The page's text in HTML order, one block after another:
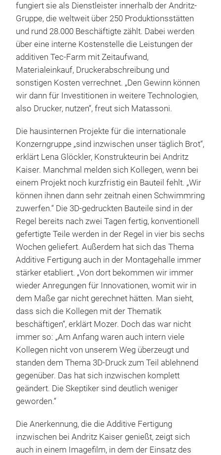
fungiert sie als Dienstleister innerhalb der Andritz-
Gruppe, die weltweit über 250 Produktionsstätten
und rund 28.000 Beschäftigte zählt. Dabei werden
über eine interne Kostenstelle die Leistungen der
additiven Tec-Farm mit Zeitaufwand,
Materialeinkauf, Druckerabschreibung und
sonstigen Kosten verrechnet. „Den Gewinn können
wir dann für Investitionen in weitere Technologien,
also Drucker, nutzen“, freut sich Matassoni.
Die hausinternen Projekte für die internationale
Konzerngruppe „sind inzwischen unser täglich Brot“,
erklärt Lena Glöckler, Konstrukteurin bei Andritz
Kaiser. Manchmal melden sich Kollegen, wenn bei
einem Projekt noch kurzfristig ein Bauteil fehlt. „Wir
können ihnen dann sehr zeitnah einen Schwimmring
zuwerfen.“ Die 3D-gedruckten Bauteile sind in der
Regel bereits nach zwei Tagen fertig, konventionell
gefertigte Teile werden in der Regel in vier bis sechs
Wochen geliefert. Außerdem hat sich das Thema
Additive Fertigung auch in der Montagehalle immer
stärker etabliert. „Von dort bekommen wir immer
wieder Anregungen für Innovationen, womit wir in
dem Maße gar nicht gerechnet hätten. Man sieht,
dass sich die Kollegen mit der Thematik
beschäftigen“, erklärt Mozer. Doch das war nicht
immer so: „Am Anfang waren auch intern viele
Kollegen nicht von unserem Weg überzeugt und
standen dem Thema 3D-Druck zum Teil ablehnend
gegenüber. Das hat sich inzwischen komplett
geändert. Die Skeptiker sind deutlich weniger
geworden.“
Die Anerkennung, die die Additive Fertigung
inzwischen bei Andritz Kaiser genießt, zeigt sich
auch in einem Imagefilm, in dem der Einsatz des